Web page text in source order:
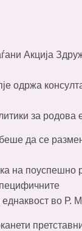
Акција
одржа
за родова
да се
на поуспешно
во Р.